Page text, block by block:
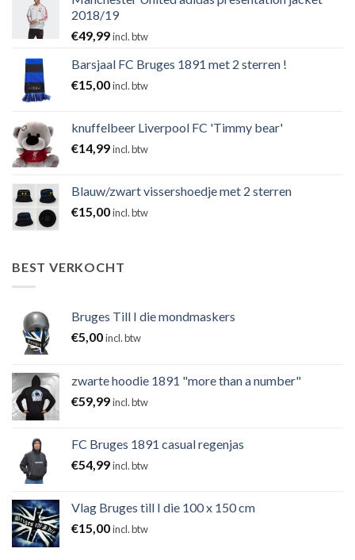
2018/19
€49,99incl. btw
Barsjaal FC Bruges 1891 met 2 sterren !
€15,00incl. btw
knuffelbeer Liverpool FC 'Timmy bear'
€14,99incl. btw
Blauw/zwart vissershoedje met 2 sterren
€15,00incl. btw
BEST VERKOCHT
Bruges Till I die mondmaskers
€5,00incl. btw
zwarte hoodie 1891 "more than a number"
€59,99incl. btw
FC Bruges 1891 casual regenjas
€54,99incl. btw
Vlag Bruges till I die 100 x 150 cm
€15,00incl. btw